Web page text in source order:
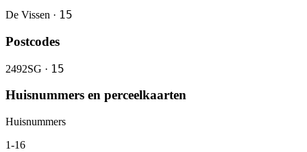
De Vissen · 15
Postcodes
2492SG · 15
Huisnummers en perceelkaarten
Huisnummers
1-16